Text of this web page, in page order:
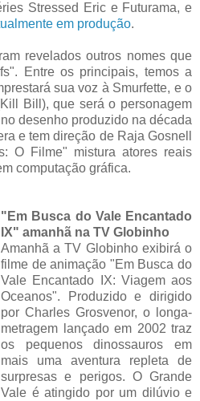
Stressed Eric e Futurama, e
em produção.
revelados outros nomes que
Entre os principais, temos a
sua voz à Smurfette, e o
Bill), que será o personagem
desenho produzido na década
e tem direção de Raja Gosnell
O Filme" mistura atores reais
computação gráfica.
"Em Busca do Vale Encantado
IX" amanhã na TV Globinho
Amanhã a TV Globinho exibirá o
filme de animação "Em Busca do
Vale Encantado IX: Viagem aos
Oceanos". Produzido e dirigido
por Charles Grosvenor, o longa-
metragem lançado em 2002 traz
os pequenos dinossauros em
mais uma aventura repleta de
surpresas e perigos. O Grande
Vale é atingido por um dilúvio e